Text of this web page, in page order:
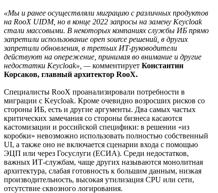
«Мы и ранее осуществляли миграцию с различных продуктов
на RooX UIDM, но в конце 2022 запросы на замену Keycloak
стали массовыми. В некоторых компаниях службы ИБ прямо
запретили использование open source решений, в других
запретили обновления, в третьих ИТ-руководители
действуют на опережение, принимая во внимание и другие
недостатки Keycloak», —комментирует Константин
Корсаков, главный архитектор RooX.
Специалисты RooX проанализировали потребности в
миграции с Keycloak. Кроме очевидно возросших рисков со
стороны ИБ, есть и другие аргументы. Два самых частых
критических замечания со стороны бизнеса касаются
кастомизации и российской специфики: в решении «из
коробки» невозможно использовать полностью собственный
UI, а также оно не включается сценарии входа с помощью
ЭЦП или через Госуслуги (ЕСИА). Среди недостатков,
важных ИТ-службам, чаще других называются монолитная
архитектура, слабая готовность к большим данным, низкая
производительность, высокая утилизация CPU или сети,
отсутствие сквозного логирования.